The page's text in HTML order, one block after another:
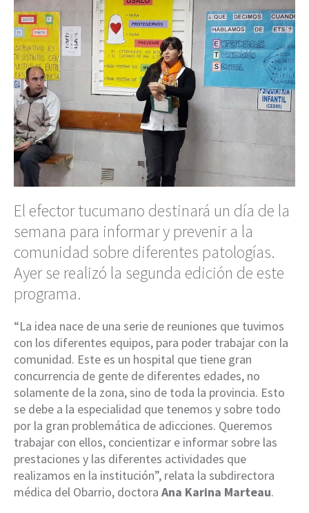
El efector tucumano destinará un día de la
semana para informar y prevenir a la
comunidad sobre diferentes patologías.
Ayer se realizó la segunda edición de este
programa.
“La idea nace de una serie de reuniones que tuvimos
con los diferentes equipos, para poder trabajar con la
comunidad. Este es un hospital que tiene gran
concurrencia de gente de diferentes edades, no
solamente de la zona, sino de toda la provincia. Esto
se debe a la especialidad que tenemos y sobre todo
por la gran problemática de adicciones. Queremos
trabajar con ellos, concientizar e informar sobre las
prestaciones y las diferentes actividades que
realizamos en la institución”, relata la subdirectora
médica del Obarrio, doctora Ana Karina Marteau.